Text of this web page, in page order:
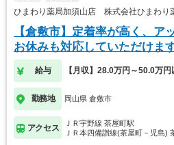
ひまわり薬局加須山店 株式会社ひまわり
【倉敷市】定着率が高く、ア
お休みも対応していただけま
給与 【月収】28.0万円～50.0万円
勤務地 岡山県 倉敷市
アクセス
ＪＲ宇野線 茶屋町駅
ＪＲ本四備讃線(茶屋町－児島)